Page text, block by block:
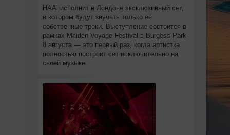
HAAi исполнит в Лондоне эксклюзивный сет,
в котором будут звучать только её
собственные треки. Выступление состоится в
рамках Maiden Voyage Festival в Burgess Park
8 августа — это первый раз, когда артистка
полностью построит сет исключительно на
своей музыке.